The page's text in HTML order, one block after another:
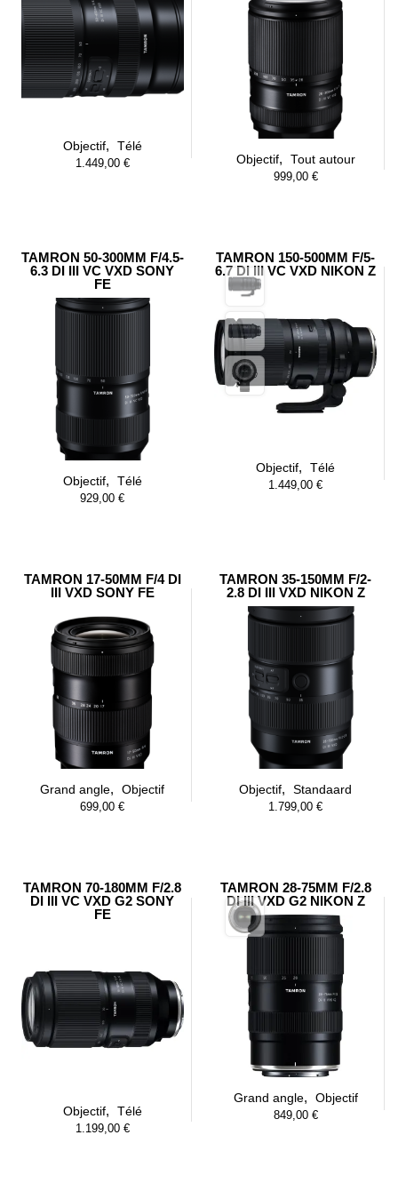
Objectif,
Télé
1.449,00 € Objectif,
Tout autour
999,00 €
TAMRON 50-300MM F/4.5-
6.3 DI III VC VXD SONY
FE
Objectif,
Télé
929,00€
TAMRON 150-500MM F/5-
6.7 DI III VC VXD NIKON Z
Objectif,
Télé
1.449,00€
TAMRON 17-50MM F/4 DI
III VXD SONY FE
Grand angle,
Objectif
699,00€
TAMRON 35-150MM F/2-
2.8 DI III VXD NIKON Z
Objectif,
Standaard
1.799,00€
TAMRON 70-180MM F/2.8
DI III VC VXD G2 SONY
FE
Objectif,
Télé
1.199,00 €
TAMRON 28-75MM F/2.8
DI III VXD G2 NIKON Z
Grand angle,
Objectif
849,00 €